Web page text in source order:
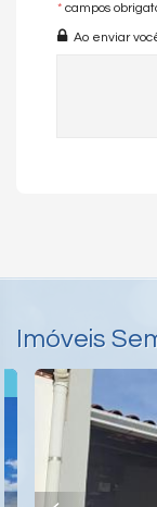
* campos
Ao enviar
Imóveis